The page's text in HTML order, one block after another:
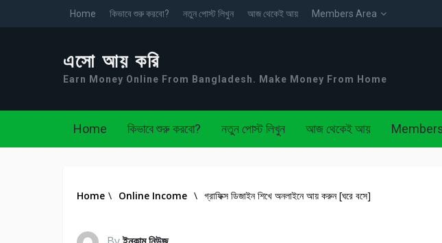
Home কিভাবে শুরু করবো? নতুন পোস্ট লিখুন আজ থেকেই আয় Members Area
এসো আয় করি
Earn Money Online From Bangladesh. Make Money From Home
Home কিভাবে শুরু করবো? নতুন পোস্ট লিখুন আজ থেকেই আয়
Home \ Online Income \ গ্রাফিক্স ডিজাইন শিখে অনলাইনে আয় করুন [ঘরে বসে]